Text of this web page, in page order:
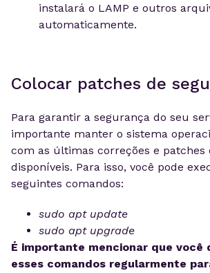
instalará o LAMP e outros
automaticamente.
Colocar patches de
Para garantir a segurança do seu
importante manter o sistema
com as últimas correções e patches
disponíveis. Para isso, você pode
seguintes comandos:
sudo apt update
sudo apt upgrade
É importante mencionar que você
esses comandos regularmente